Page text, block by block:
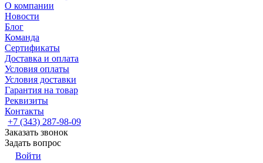
О компании
Новости
Блог
Команда
Сертификаты
Доставка и оплата
Условия оплаты
Условия доставки
Гарантия на товар
Реквизиты
Контакты
+7 (343) 287-98-09
Заказать звонок
Задать вопрос
Войти